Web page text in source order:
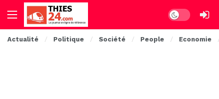
Dark mode
Actualité Politique Société People Economie